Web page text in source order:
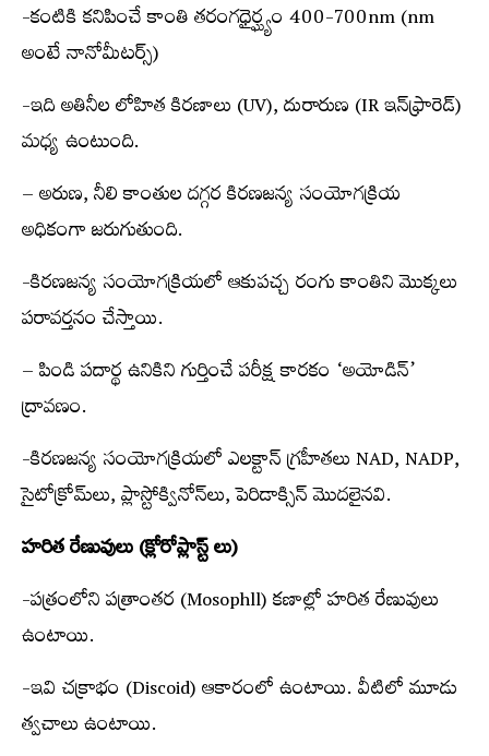
-కంటికి కనిపించే కాంతి తరంగధైర్ఘ్యం 400-700nm (nm
అంటే నానోమీటర్స్​‍)
-ఇది అతినీల లోహిత కిరణాలు (UV), దురారుణ (IR ఇన్‌ఫ్రారెడ్‌)
మధ్య ఉంటుంది.
– అరుణ, నీలి కాంతుల దగ్గర కిరణజన్య సంయోగక్రియ
అధికంగా జరుగుతుంది.
-కిరణజన్య సంయోగక్రియలో ఆకుపచ్చ రంగు కాంతిని మొక్కలు
పరావర్తనం చేస్తాయి.
– పిండి పదార్థ ఉనికిని గుర్తించే పరీక్ష కారకం ‘అయోడిన్‌’
ద్రావణం.
-కిరణజన్య సంయోగక్రియలో ఎలక్టాన్‌ గ్రహీతలు NAD, NADP,
సైటోక్రోమ్‌లు, ప్లాస్టోక్వినోన్‌లు, పెరిడాక్సిన్‌ మొదలైనవి.
హరిత రేణువులు (క్లోరోప్లాస్ట్ లు)
-పత్రంలోని పత్రాంతర (Mosophll) కణాల్లో హరిత రేణువులు
ఉంటాయి.
-ఇవి చక్రాభం (Discoid) ఆకారంలో ఉంటాయి. వీటిలో మూడు
త్వచాలు ఉంటాయి.